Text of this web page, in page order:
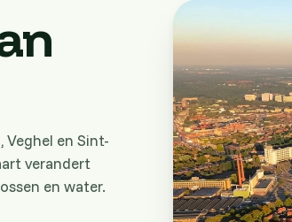
Veghel en Sint-
verandert
en water.